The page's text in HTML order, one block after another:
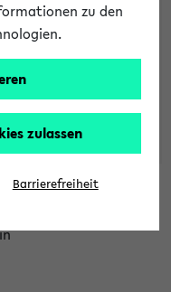
geben Sie einen
zu den
zulassen
Barrierefreiheit